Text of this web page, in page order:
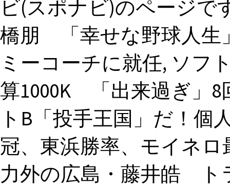
ビ(スポナビ)のページ
橋朋 「幸せな野球人
ミーコーチに就任, ソ
算1000K 「出来過ぎ」8
トB「投手王国」だ！
冠、東浜勝率、モイネ
力外の広島・藤井皓 ト